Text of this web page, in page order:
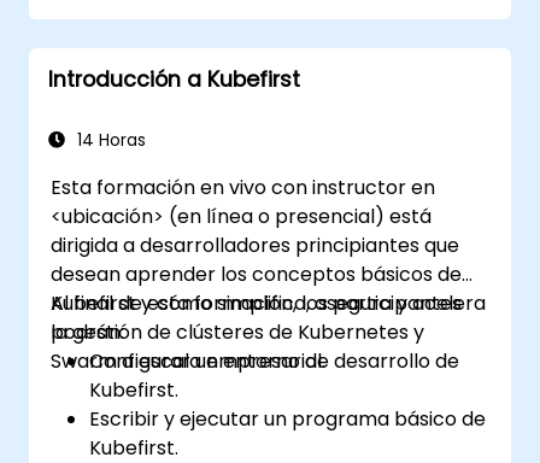
Introducción a Kubefirst
14 Horas
Esta formación en vivo con instructor en
<ubicación> (en línea o presencial) está
dirigida a desarrolladores principiantes que
desean aprender los conceptos básicos de
Kubefirst y cómo simplifica, asegura y acelera
la gestión de clústeres de Kubernetes y
Swarm a escala empresarial.
Al final de esta formación, los participantes
podrán:
Configurar un entorno de desarrollo de
Kubefirst.
Escribir y ejecutar un programa básico de
Kubefirst.